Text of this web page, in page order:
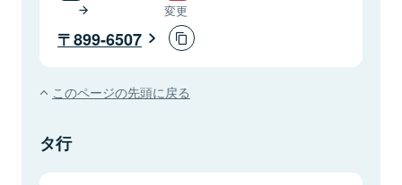
変更
899-6507
このページの先頭に戻る
タ行